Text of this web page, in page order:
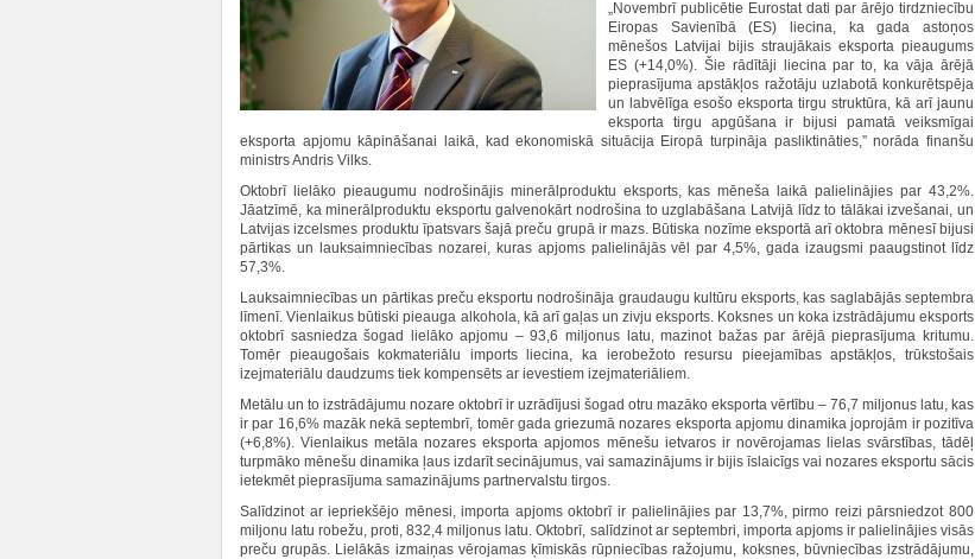
„Novembrī publicētie Eurostat dati par ārējo tirdzniecību
Eiropas Savienībā (ES) liecina, ka gada astoņos
mēnešos Latvijai bijis straujākais eksporta pieaugums
ES (+14,0%). Šie rādītāji liecina par to, ka vāja ārējā
pieprasījuma apstākļos ražotāju uzlabotā konkurētspēja
un labvēlīga esošo eksporta tirgu struktūra, kā arī jaunu
eksporta tirgu apgūšana ir bijusi pamatā veiksmīgai
eksporta apjomu kāpināšanai laikā, kad ekonomiskā situācija Eiropā turpināja pasliktināties,” norāda finanšu
ministrs Andris Vilks.
Oktobrī lielāko pieaugumu nodrošinājis minerālproduktu eksports, kas mēneša laikā palielinājies par 43,2%.
Jāatzīmē, ka minerālproduktu eksportu galvenokārt nodrošina to uzglabāšana Latvijā līdz to tālākai izvešanai, un
Latvijas izcelsmes produktu īpatsvars šajā preču grupā ir mazs. Būtiska nozīme eksportā arī oktobra mēnesī bijusi
pārtikas un lauksaimniecības nozarei, kuras apjoms palielinājās vēl par 4,5%, gada izaugsmi paaugstinot līdz
57,3%.
Lauksaimniecības un pārtikas preču eksportu nodrošināja graudaugu kultūru eksports, kas saglabājās septembra
līmenī. Vienlaikus būtiski pieauga alkohola, kā arī gaļas un zivju eksports. Koksnes un koka izstrādājumu eksports
oktobrī sasniedza šogad lielāko apjomu – 93,6 miljonus latu, mazinot bažas par ārējā pieprasījuma kritumu.
Tomēr pieaugošais kokmateriālu imports liecina, ka ierobežoto resursu pieejamības apstākļos, trūkstošais
izejmateriālu daudzums tiek kompensēts ar ievestiem izejmateriāliem.
Metālu un to izstrādājumu nozare oktobrī ir uzrādījusi šogad otru mazāko eksporta vērtību – 76,7 miljonus latu, kas
ir par 16,6% mazāk nekā septembrī, tomēr gada griezumā nozares eksporta apjomu dinamika joprojām ir pozitīva
(+6,8%). Vienlaikus metāla nozares eksporta apjomos mēnešu ietvaros ir novērojamas lielas svārstības, tādēļ
turpmāko mēnešu dinamika ļaus izdarīt secinājumus, vai samazinājums ir bijis īslaicīgs vai nozares eksportu sācis
ietekmēt pieprasījuma samazinājums partnervalstu tirgos.
Salīdzinot ar iepriekšējo mēnesi, importa apjoms oktobrī ir palielinājies par 13,7%, pirmo reizi pārsniedzot 800
miljonu latu robežu, proti, 832,4 miljonus latu. Oktobrī, salīdzinot ar septembri, importa apjoms ir palielinājies visās
preču grupās. Lielākās izmaiņas vērojamas ķīmiskās rūpniecības ražojumu, koksnes, būvniecības izstrādājumu,